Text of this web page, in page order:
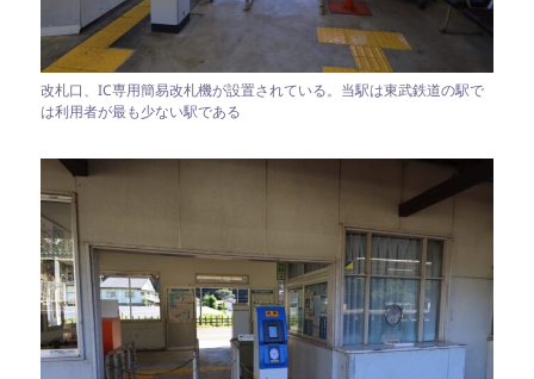
改札口、IC専用簡易改札機が設置されている。当駅は東武鉄道の駅で
は利用者が最も少ない駅である